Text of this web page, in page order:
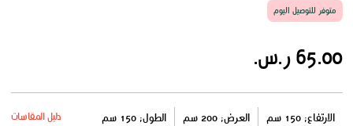
متوفر للتوصيل اليوم
65.00 ر.س.
الارتفاع: 150 سم العرض: 200 سم الطول: 150 سم دليل المقاسات